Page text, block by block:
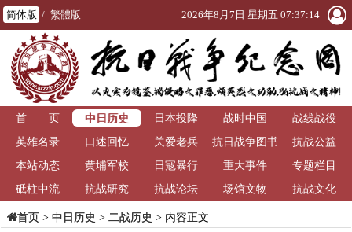
简体版 / 繁體版 2026年8月7日 星期五 07:37:14
首 页 中日历史 日本投降 战时中国
战线战役
英雄名录
口述回忆 关爱老兵
抗日战争图书
馆
抗战公益
本站动态
黄埔军校 日寇暴行 重大事件
专题栏目
砥柱中流
抗战研究 抗战论坛 场馆文物 抗战文化
首页> 中日历史 > 二战历史 > 内容正文